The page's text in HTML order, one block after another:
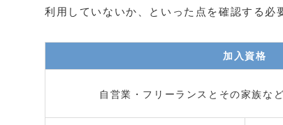
利用していないか、といった点を確認する必
加入資格
自営業・フリーランスとその家族な